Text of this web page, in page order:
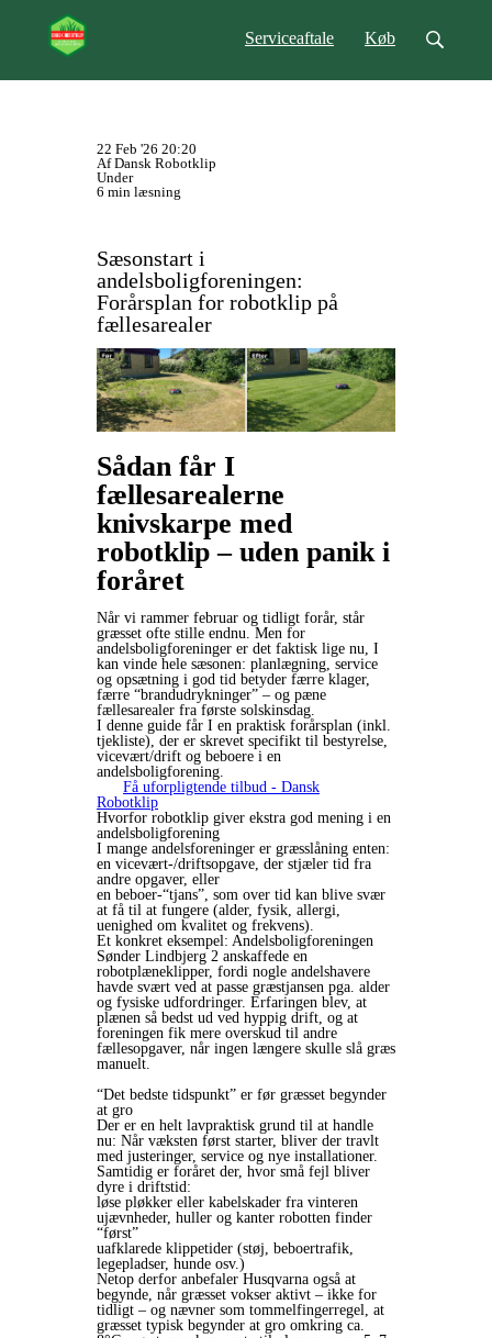
Serviceaftale Køb
22 Feb '26 20:20
Af Dansk Robotklip
Under
6 min læsning
Sæsonstart i
andelsboligforeningen:
Forårsplan for robotklip på
fællesarealer
Sådan får I
fællesarealerne
knivskarpe med
robotklip – uden panik i
foråret
Når vi rammer februar og tidligt forår, står
græsset ofte stille endnu. Men for
andelsboligforeninger er det faktisk lige nu, I
kan vinde hele sæsonen: planlægning, service
og opsætning i god tid betyder færre klager,
færre “brandudrykninger” – og pæne
fællesarealer fra første solskinsdag.
I denne guide får I en praktisk forårsplan (inkl.
tjekliste), der er skrevet specifikt til bestyrelse,
vicevært/drift og beboere i en
andelsboligforening.
Få uforpligtende tilbud - Dansk
Robotklip
Hvorfor robotklip giver ekstra god mening i en
andelsboligforening
I mange andelsforeninger er græsslåning enten:
en vicevært-/driftsopgave, der stjæler tid fra
andre opgaver, eller
en beboer-“tjans”, som over tid kan blive svær
at få til at fungere (alder, fysik, allergi,
uenighed om kvalitet og frekvens).
Et konkret eksempel: Andelsboligforeningen
Sønder Lindbjerg 2 anskaffede en
robotplæneklipper, fordi nogle andelshavere
havde svært ved at passe græstjansen pga. alder
og fysiske udfordringer. Erfaringen blev, at
plænen så bedst ud ved hyppig drift, og at
foreningen fik mere overskud til andre
fællesopgaver, når ingen længere skulle slå græs
manuelt.
“Det bedste tidspunkt” er før græsset begynder
at gro
Der er en helt lavpraktisk grund til at handle
nu: Når væksten først starter, bliver der travlt
med justeringer, service og nye installationer.
Samtidig er foråret der, hvor små fejl bliver
dyre i driftstid:
løse pløkker eller kabelskader fra vinteren
ujævnheder, huller og kanter robotten finder
“først”
uafklarede klippetider (støj, beboertrafik,
legepladser, hunde osv.)
Netop derfor anbefaler Husqvarna også at
begynde, når græsset vokser aktivt – ikke for
tidligt – og nævner som tommelfingerregel, at
græsset typisk begynder at gro omkring ca.